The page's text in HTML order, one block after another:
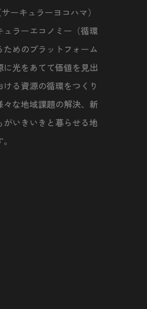
ーキュラーヨコハマ）
ュラーエコノミー（循環
めのプラットフォーム
に光をあてて価値を見出
る資源の循環をつくり
々な地域課題の解決、新
がいきいきと暮らせる地